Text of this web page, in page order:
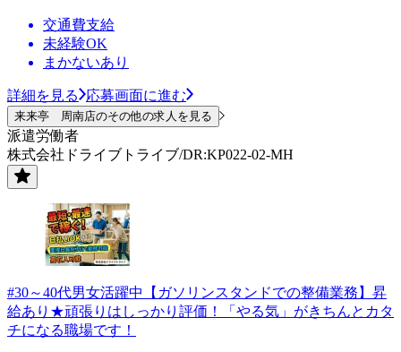
交通費支給
未経験OK
まかないあり
詳細を見る 応募画面に進む
来来亭 周南店のその他の求人を見る
派遣労働者
株式会社ドライブトライブ/DR:KP022-02-MH
#30～40代男女活躍中【ガソリンスタンドでの整備業務】昇
給あり★頑張りはしっかり評価！「やる気」がきちんとカタ
チになる職場です！